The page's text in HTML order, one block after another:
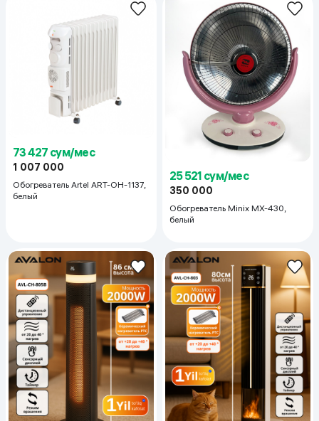
73 427 сум/мес
1 007 000
Обогреватель Artel ART-OH-1137,
белый
25 521 сум/мес
350 000
Обогреватель Minix MX-430,
белый